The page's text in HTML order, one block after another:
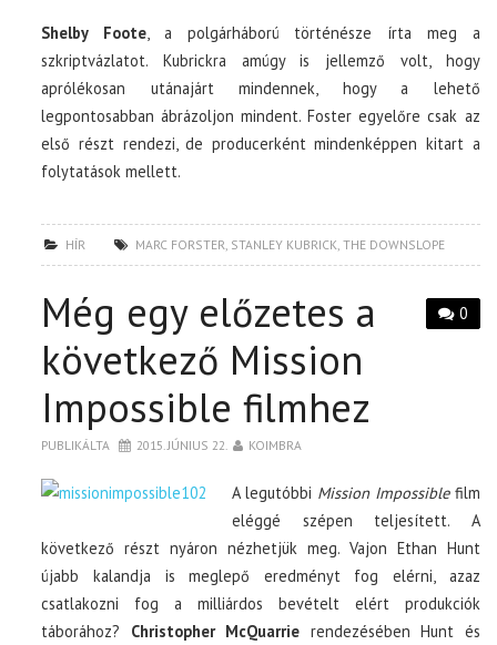
Shelby Foote, a polgárháború történésze írta meg a
szkriptvázlatot. Kubrickra amúgy is jellemző volt, hogy
aprólékosan utánajárt mindennek, hogy a lehető
legpontosabban ábrázoljon mindent. Foster egyelőre csak az
első részt rendezi, de producerként mindenképpen kitart a
folytatások mellett.
HÍR MARC FORSTER STANLEY KUBRICK ,THE DOWNSLOPE
0
Még egy előzetes a
következő Mission
Impossible filmhez
PUBLIKÁLTA 2015. JÚNIUS 22. KOIMBRA
A legutóbbi Mission Impossiblefilm
eléggé szépen teljesített. A
következő részt nyáron nézhetjük meg. Vajon Ethan Hunt
újabb kalandja is meglepő eredményt fog elérni, azaz
csatlakozni fog a milliárdos bevételt elért produkciók
táborához? Christopher McQuarrie rendezésében Hunt és